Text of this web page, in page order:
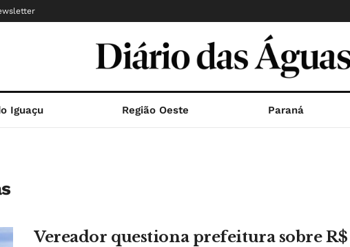
Iguaçu Região Oeste Paraná
Vereador questiona prefeitura sobre R$